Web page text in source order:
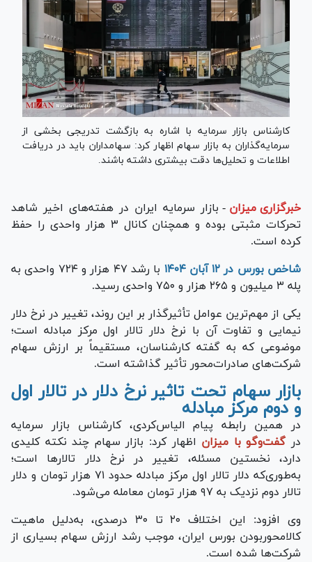
کارشناس بازار سرمایه با اشاره به بازگشت تدریجی بخشی از
سرمایه‌گذاران به بازار سهام اظهار کرد: سهامداران باید در دریافت
اطلاعات و تحلیل‌ها دقت بیشتری داشته باشند.
خبرگزاری میزان - بازار سرمایه ایران در هفته‌های اخیر شاهد
تحرکات مثبتی بوده و همچنان کانال ۳ هزار واحدی را حفظ
کرده است.
شاخص بورس در ۱۲ آبان ۱۴۰۴
با رشد ۴۷ هزار و ۷۲۴ واحدی به
پله ۳ میلیون و ۲۶۵ هزار و ۷۵۰ واحدی رسید.
یکی از مهم‌ترین عوامل تأثیرگذار بر این روند، تغییر در نرخ دلار
نیمایی و تفاوت آن با نرخ دلار تالار اول مرکز مبادله است؛
موضوعی که به گفته کارشناسان، مستقیماً بر ارزش سهام
شرکت‌های صادرات‌محور تأثیر گذاشته است.
بازار سهام تحت تاثیر نرخ دلار در تالار‌ اول
و دوم مرکز مبادله
در همین رابطه پیام الیاس‌کردی، کارشناس بازار سرمایه
درگفت‌و‌گو با میزان اظهار کرد: بازار سهام چند نکته کلیدی
دارد، نخستین مسئله، تغییر در نرخ دلار تالار‌ها است؛
به‌طوری‌که دلار تالار اول مرکز مبادله حدود ۷۱ هزار تومان و دلار
تالار دوم نزدیک به ۹۷ هزار تومان معامله می‌شود.
وی افزود: این اختلاف ۲۰ تا ۳۰ درصدی، به‌دلیل ماهیت
کالا‌محوربودن بورس ایران، موجب رشد ارزش سهام بسیاری از
شرکت‌ها شده است.